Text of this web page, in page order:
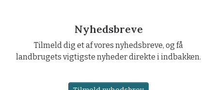
Nyhedsbreve
Tilmeld dig et af vores nyhedsbreve, og få
landbrugets vigtigste nyheder direkte i indbakken.